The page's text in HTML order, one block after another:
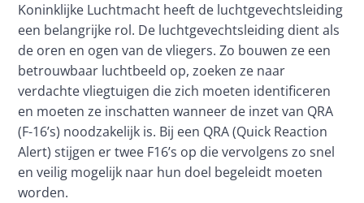
Koninklijke Luchtmacht heeft de luchtgevechtsleiding
een belangrijke rol. De luchtgevechtsleiding dient als
de oren en ogen van de vliegers. Zo bouwen ze een
betrouwbaar luchtbeeld op, zoeken ze naar
verdachte vliegtuigen die zich moeten identificeren
en moeten ze inschatten wanneer de inzet van QRA
(F-16’s) noodzakelijk is. Bij een QRA (Quick Reaction
Alert) stijgen er twee F16’s op die vervolgens zo snel
en veilig mogelijk naar hun doel begeleidt moeten
worden.